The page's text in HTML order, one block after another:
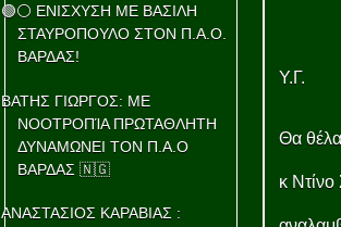
🟢⚪ ΕΝΙΣΧΥΣΗ ΜΕ ΒΑΣΙΛΗ
ΣΤΑΥΡΟΠΟΥΛΟ ΣΤΟΝ Π.Α.Ο.
ΒΑΡΔΑΣ!
ΒΑΤΗΣ ΓΙΩΡΓΟΣ: ΜΕ
ΝΟΟΤΡΟΠΊΑ ΠΡΩΤΑΘΛΗΤΗ
ΔΥΝΑΜΩΝΕΙ ΤΟΝ Π.Α.Ο
ΒΑΡΔΑΣ 🇳🇬
ΑΝΑΣΤΑΣΙΟΣ ΚΑΡΑΒΙΑΣ :
Υ.Γ.
Θα
κ